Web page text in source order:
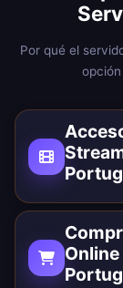
Por qué el
Online